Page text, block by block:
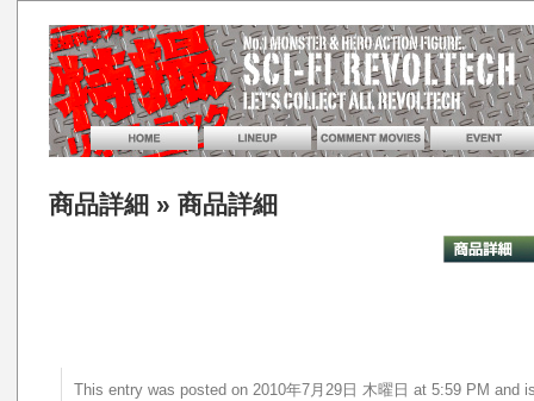
商品詳細 » 商品詳細
This entry was posted on 2010年7月29日 木曜日 at 5:59 PM